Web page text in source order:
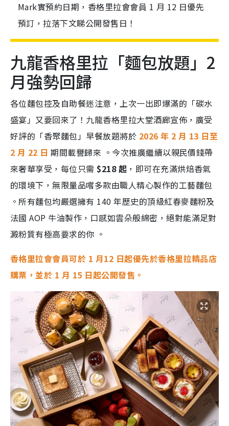
Mark實預約日期，香格里拉會會員 1 月 12 日優先
預訂，拉落下文睇公開發售日！
九龍香格里拉「麵包放題」2
月強勢回歸
各位麵包控及自助餐迷注意，上次一出即爆滿的「碳水
盛宴」又要回來了！九龍香格里拉大堂酒廊宣佈，廣受
好評的「香聚麵包」早餐放題將於 2026 年 2 月 13 日至
2 月 22 日 期間載譽歸來 。今次推廣繼續以親民價錢帶
來奢華享受，每位只需$218 起 ，即可在充滿烘焙香氣
的環境下，無限量品嚐多款由職人精心製作的工藝麵包
。所有麵包均嚴選擁有 140 年歷史的頂級紅春麥麵粉及
法國 AOP 牛油製作，口感如雲朵般綿密，絕對能滿足對
澱粉質有極高要求的你 。
香格里拉會會員可於 1 月12 日起優先於香格里拉精品店
購票，並於 1 月 15 日起公開發售。